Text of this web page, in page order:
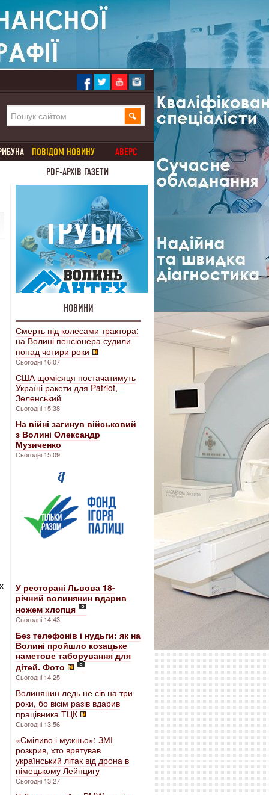
ПОВІДОМ НОВИНУ
АВЕРС
PDF-АРХІВ ГАЗЕТИ
НОВИНИ
Смерть під колесами трактора:
на Волині пенсіонера судили
понад чотири роки
Сьогодні 16:07
США щомісяця постачатимуть
Україні ракети для Patriot, –
Зеленський
Сьогодні 15:38
На війні загинув військовий
з Волині Олександр
Музиченко
Сьогодні 15:09
У ресторані Львова 18-
річний волинянин вдарив
ножем хлопця
Сьогодні 14:43
Без телефонів і нудьги: як на
Волині пройшло козацьке
наметове таборування для
дітей. Фото
Сьогодні 14:25
Волинянин ледь не сів на три
роки, бо вісім разів вдарив
працівника ТЦК
Сьогодні 13:56
«Сміливо і мужньо»: ЗМІ
розкрив, хто врятував
український літак від дрона в
німецькому Лейпцигу
Сьогодні 13:27